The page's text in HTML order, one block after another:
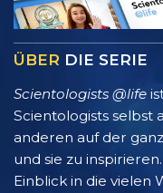
ÜBER DIE SERIE
Scientologists @life
Scientologists
anderen auf der
und sie zu
Einblick in die vielen